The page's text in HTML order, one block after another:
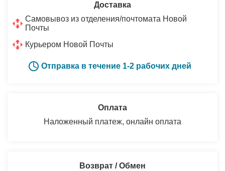
Доставка
Самовывоз из отделения/почтомата Новой
Почты
Курьером Новой Почты
Отправка в течение 1-2 рабочих дней
Оплата
Наложенный платеж, онлайн оплата
Возврат / Обмен